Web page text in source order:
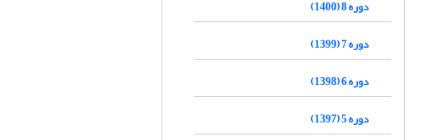
دوره 8 (1400)
دوره 7 (1399)
دوره 6 (1398)
دوره 5 (1397)